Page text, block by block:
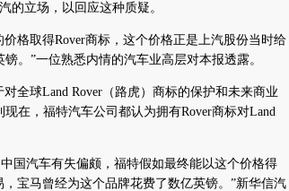
的立场，以回应这种质疑。
格取得Rover商标，这个价格正是上汽股份当时给
。”一位熟悉内情的汽车业高层对本报透露。
球Land Rover（路虎）商标的保护和未来商业
在，福特汽车公司都认为拥有Rover商标对Land
汽车有失偏颇，福特假如最终能以这个价格得
宝马曾经为这个品牌花费了数亿英镑。”新华信汽